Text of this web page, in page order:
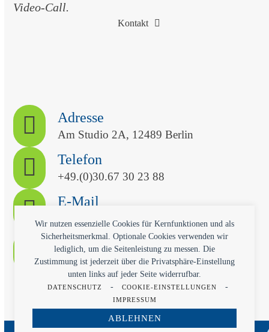
Wir nutzen essenzielle Cookies für Kernfunktionen und als
Sicherheitsmerkmal. Optionale Cookies verwenden wir
lediglich, um die Seitenleistung zu messen. Die
Zustimmung ist jederzeit über die Privatsphäre-Einstellung
unten links auf jeder Seite widerrufbar.
DATENSCHUTZ - COOKIE-EINSTELLUNGEN -
IMPRESSUM
ABLEHNEN
Video-Call.
Kontakt
Adresse
Am Studio 2A, 12489 Berlin
Telefon
+49.(0)30.67 30 23 88
E-Mail
kontakt@qvitech.com
Termin
Kostenlose Erstberatung